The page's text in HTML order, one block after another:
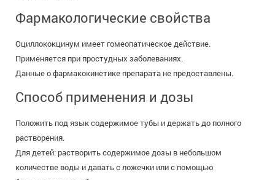
Фармакологические свойства
Оциллококцинум имеет гомеопатическое действие.
Применяется при простудных заболеваниях.
Данные о фармакокинетике препарата не предоставлены.
Способ применения и дозы
Положить под язык содержимое тубы и держать до полного
растворения.
Для детей: растворить содержимое дозы в небольшом
количестве воды и давать с ложечки или с помощью